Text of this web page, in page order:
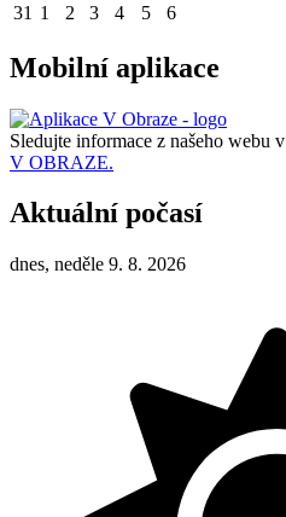
31 1 2 3 4 5 6
Mobilní aplikace
Sledujte informace z našeho webu v
V OBRAZE.
Aktuální počasí
dnes, neděle 9. 8. 2026